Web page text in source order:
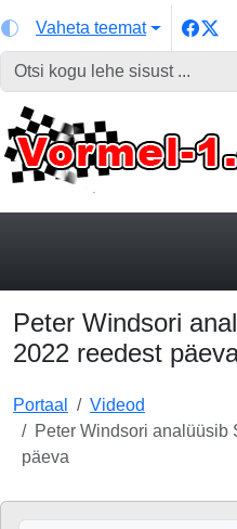
Vaheta teemat
Peter Windsori
2022 reedest
Portaal
Videod
Peter Windsori analüüsib
päeva